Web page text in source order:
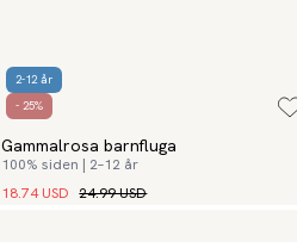
2-12 år
- 25%
Gammalrosa barnfluga
100% siden | 2–12 år
18.74 USD 24.99 USD